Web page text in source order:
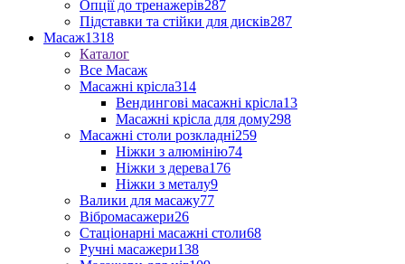
Опції до тренажерів287
Підставки та стійки для дисків287
Масаж1318
Каталог
Все Масаж
Масажні крісла314
Вендингові масажні крісла13
Масажні крісла для дому298
Масажні столи розкладні259
Ніжки з алюмінію74
Ніжки з дерева176
Ніжки з металу9
Валики для масажу77
Вібромасажери26
Стаціонарні масажні столи68
Ручні масажери138